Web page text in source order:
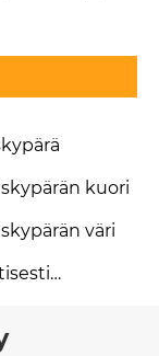
kuori
väri